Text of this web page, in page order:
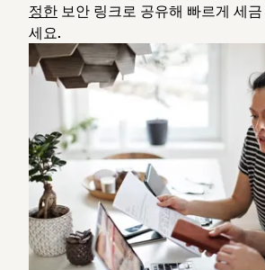
정한 보안 링크로 공유해 빠르게 세
세요.